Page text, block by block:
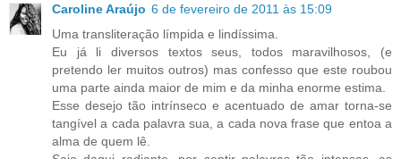
Caroline Araújo 6 de fevereiro de 2011 às 15:09
Uma transliteração límpida e lindíssima.
Eu já li diversos textos seus, todos maravilhosos, (e
pretendo ler muitos outros) mas confesso que este roubou
uma parte ainda maior de mim e da minha enorme estima.
Esse desejo tão intrínseco e acentuado de amar torna-se
tangível a cada palavra sua, a cada nova frase que entoa a
alma de quem lê.